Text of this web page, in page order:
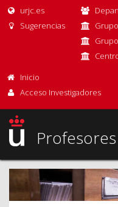
urjc.es
Sugerencias
Inicio
Acceso Investigadores